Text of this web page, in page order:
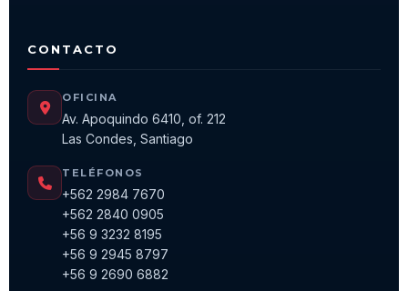
CONTACTO
OFICINA
Av. Apoquindo 6410, of. 212
Las Condes, Santiago
TELÉFONOS
+562 2984 7670
+562 2840 0905
+56 9 3232 8195
+56 9 2945 8797
+56 9 2690 6882